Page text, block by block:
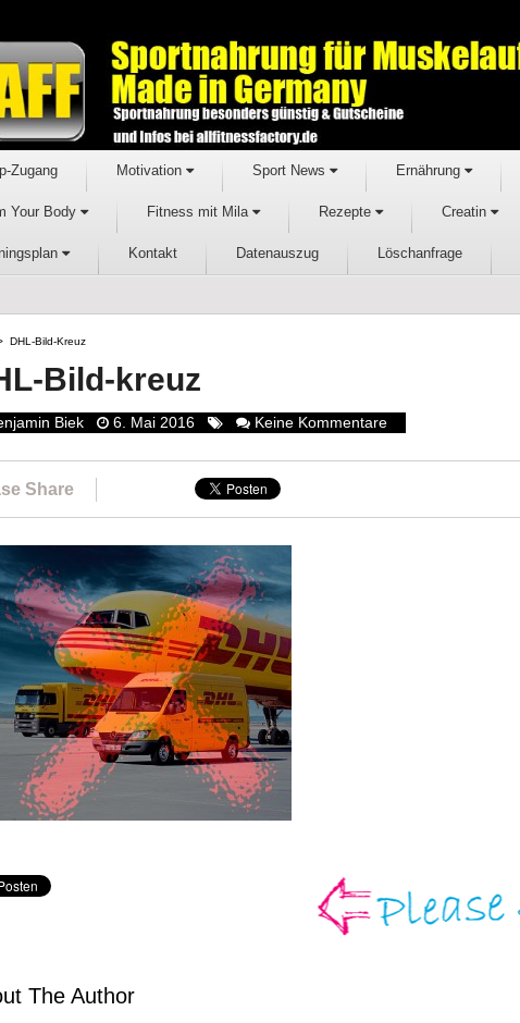
Zugang Motivation Sport News Ernährung
Your Body Fitness mit Mila Rezepte Creatin
Kontakt Datenauszug Löschanfrage
DHL-Bild-Kreuz
Bild-kreuz
Biek 6. Mai 2016 Keine Kommentare
Share
The Author